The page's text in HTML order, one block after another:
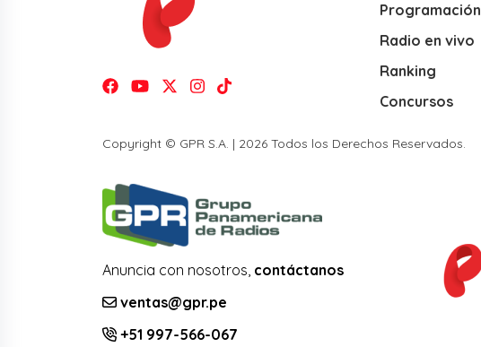
Programación
Radio en vivo
Ranking
Concursos
Copyright © GPR S.A. | 2026 Todos los Derechos Reservados.
Anuncia con nosotros, contáctanos
ventas@gpr.pe
+51 997-566-067